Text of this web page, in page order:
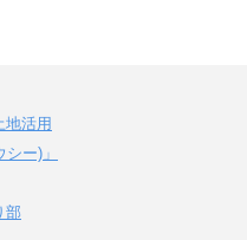
地活用
ー)」
部